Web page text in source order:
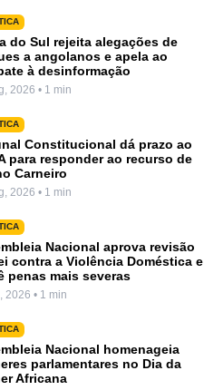
do Sul rejeita alegações de
a angolanos e apela ao
à desinformação
2026 • 1 min
Constitucional dá prazo ao
para responder ao recurso de
Carneiro
2026 • 1 min
Nacional aprova revisão
contra a Violência Doméstica e
penas mais severas
2026 • 1 min
Nacional homenageia
parlamentares no Dia da
Africana